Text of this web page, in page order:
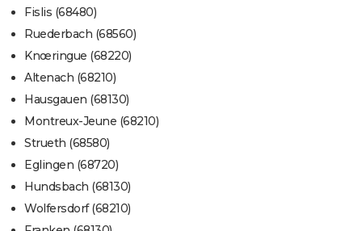
Fislis (68480)
Ruederbach (68560)
Knœringue (68220)
Altenach (68210)
Hausgauen (68130)
Montreux-Jeune (68210)
Strueth (68580)
Eglingen (68720)
Hundsbach (68130)
Wolfersdorf (68210)